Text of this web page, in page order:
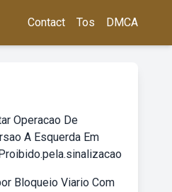
Contact Tos DMCA
Operacao De
A Esquerda Em
Bloqueio Viario Com